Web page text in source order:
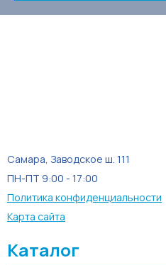
Самара, Заводское ш. 111
ПН-ПТ 9:00 - 17:00
Политика конфиденциальности
Карта сайта
Каталог